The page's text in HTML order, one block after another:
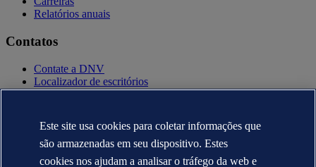
Relatórios anuais
Contatos
Contate a DNV
Localizador de escritórios
Contatos para imprensa
Política de privacidade
Termo de uso
Copyright © DNV AS 2025
Este site usa cookies para coletar informações que
são armazenadas em seu dispositivo. Estes
cookies nos ajudam a analisar o tráfego da web e